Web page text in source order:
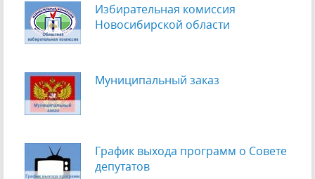
Избирательная комиссия
Новосибирской области
Муниципальный заказ
График выхода программ о Cовете
депутатов